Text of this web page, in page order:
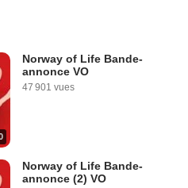
Norway of Life Bande-
annonce VO
47 901 vues
Norway of Life Bande-
annonce (2) VO